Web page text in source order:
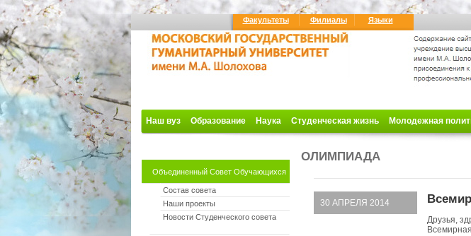
Факультеты Филиалы Языки
Наш вуз Образование Наука Студенческая жизнь Молодежная
Объединенный Совет Обучающихся
Состав совета
Наши проекты
Новости Студенческого совета
ОЛИМПИАДА
30 АПРЕЛЯ 2014
​Друзья,